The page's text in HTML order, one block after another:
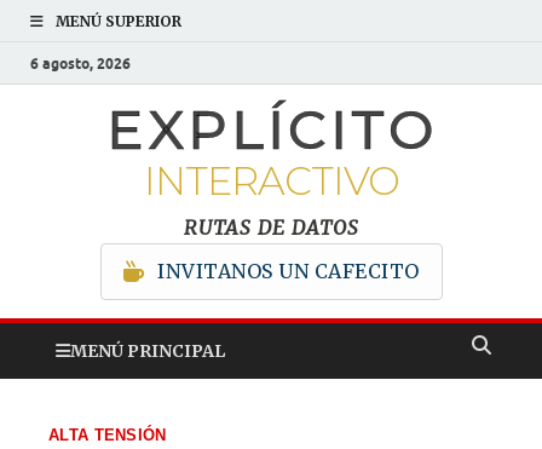
MENÚ SUPERIOR
6 agosto, 2026
EXPLÍCITO
INTERACTIVO
RUTAS DE DATOS
INVITANOS UN CAFECITO
MENÚ PRINCIPAL
ALTA TENSIÓN